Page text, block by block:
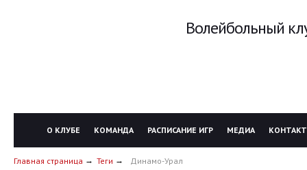
Волейбольный
О КЛУБЕ КОМАНДА РАСПИСАНИЕ ИГР МЕДИА
Главная страница Теги Динамо-Урал